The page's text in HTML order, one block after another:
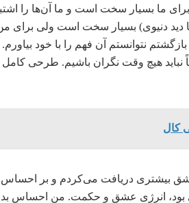
ما بسیار سخت است و ما آن‌ها را
دید دنیوی) بسیار سخت است ولی برای
بازگشتم نتوانستم آن فهم را با خود
نباید هیچ وقت نگران باشیم. طرحی
کال
عشق بیشتری دریافت می‌کردم و بر
بود، انرژی عشق و حکمت. من احساس